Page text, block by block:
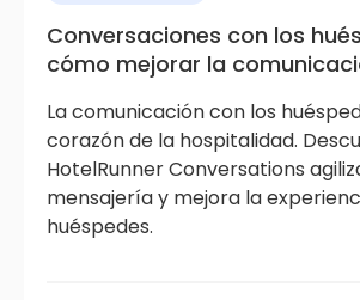
Conversaciones con los
cómo mejorar la
La comunicación con los
corazón de la hospitalidad.
HotelRunner Conversations
mensajería y mejora la
huéspedes.